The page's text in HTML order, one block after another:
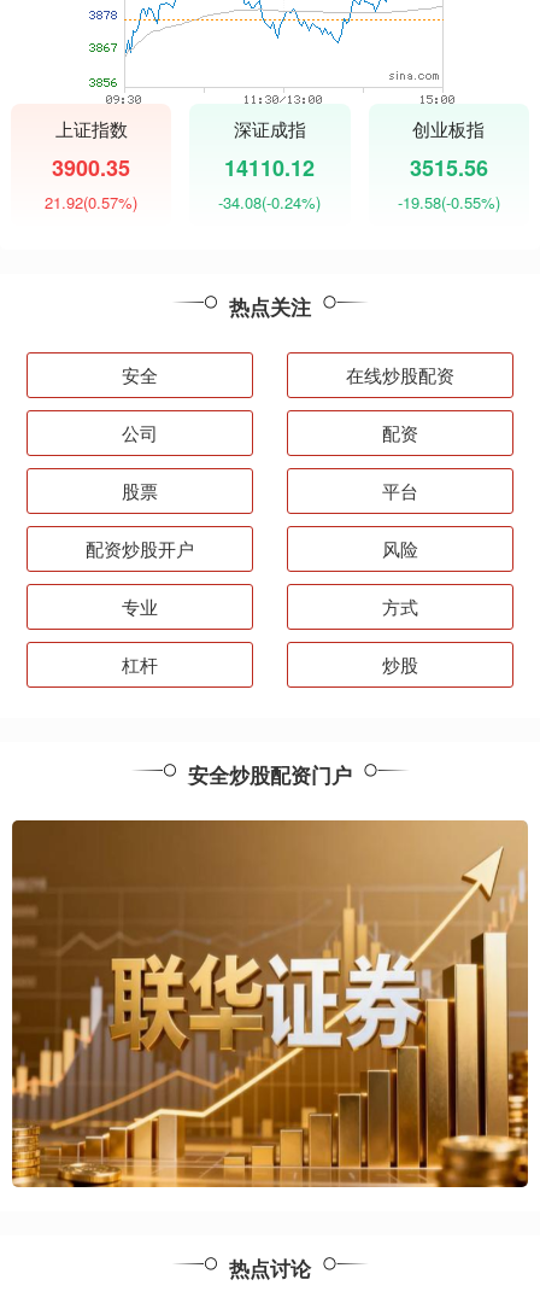
上证指数
3900.35
21.92(0.57%)
深证成指
14110.12
-34.08(-0.24%)
创业板指
3515.56
-19.58(-0.55%)
热点关注
安全 在线炒股配资
公司 配资
股票 平台
配资炒股开户 风险
专业 方式
杠杆 炒股
安全炒股配资门户
热点讨论